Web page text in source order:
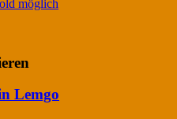
möglich
Lemgo